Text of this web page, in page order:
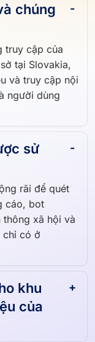
chúng
truy cập của
tại Slovakia,
và truy cập nội
người dùng
sử
rãi để quét
cáo, bot
thông xã hội và
chỉ có ở
khu
của